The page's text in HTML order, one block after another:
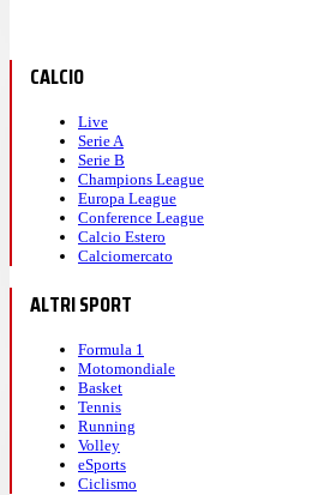
CALCIO
Live
Serie A
Serie B
Champions League
Europa League
Conference League
Calcio Estero
Calciomercato
ALTRI SPORT
Formula 1
Motomondiale
Basket
Tennis
Running
Volley
eSports
Ciclismo